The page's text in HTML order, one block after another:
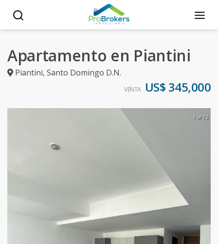
Apartamento en Piantini
Piantini, Santo Domingo D.N.
VENTA US$ 345,000
1 of 13